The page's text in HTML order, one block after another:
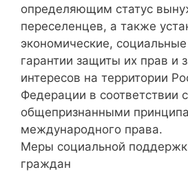
определяющим статус
переселенцев, а также
экономические,
гарантии защиты их прав и
интересов на территории
Федерации в соответствии
общепризнанными
международного права.
Меры социальной
граждан